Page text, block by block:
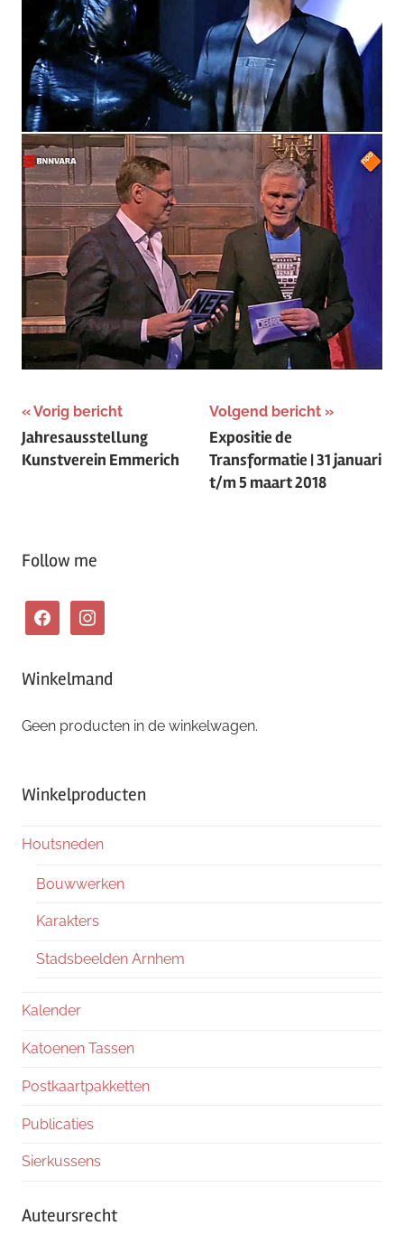
Bericht
navigatie
Vorig bericht
Jahresausstellung
Kunstverein Emmerich
Volgend bericht
Expositie de
Transformatie | 31 januari
t/m 5 maart 2018
Follow me
facebookinstagram
Winkelmand
Geen producten in de winkelwagen.
Winkelproducten
Houtsneden
Bouwwerken
Karakters
Stadsbeelden Arnhem
Kalender
Katoenen Tassen
Postkaartpakketten
Publicaties
Sierkussens
Auteursrecht